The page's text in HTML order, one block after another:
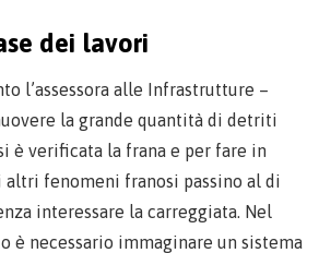
dei lavori
l’assessora alle Infrastrutture –
la grande quantità di detriti
è verificata la frana e per fare in
altri fenomeni franosi passino al di
interessare la carreggiata. Nel
è necessario immaginare un sistema